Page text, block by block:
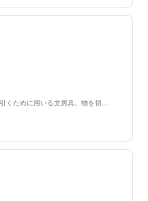
くために用いる文房具。物を切…